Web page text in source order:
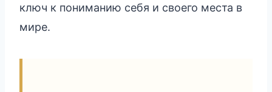
ключ к пониманию себя и своего места в
мире.